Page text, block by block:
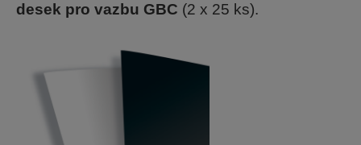
desek pro vazbu GBC (2 x 25 ks).